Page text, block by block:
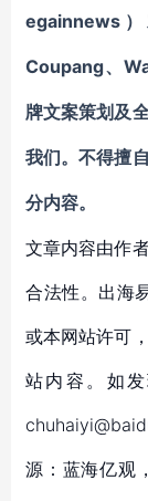
egainnews
Coupang、
牌文案策划及
我们。不得擅自
分内容。
文章内容由作
合法性。出海
或本网站许可
站内容。如
源：蓝海亿观